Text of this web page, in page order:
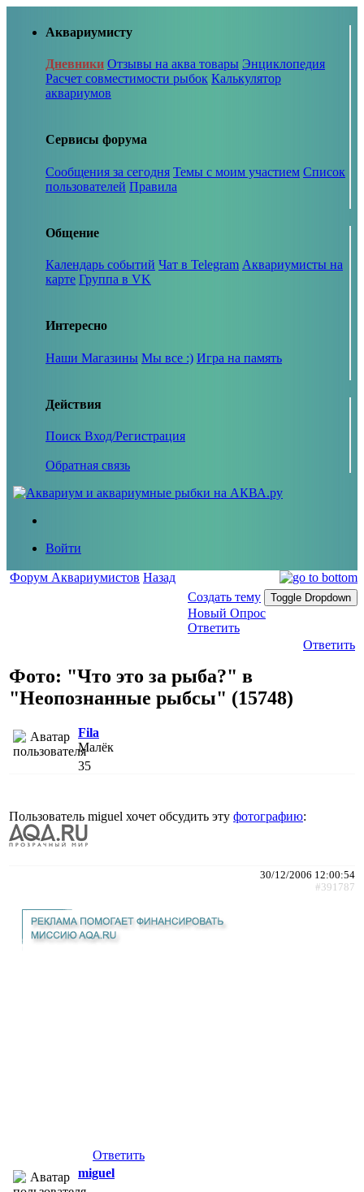
Аквариумисту
Дневники Отзывы на аква товары Энциклопедия
Расчет совместимости рыбок Калькулятор
аквариумов
Сервисы форума
Сообщения за сегодня Темы с моим участием Список
пользователей Правила
Общение
Календарь событий Чат в Telegram Аквариумисты на
карте Группа в VK
Интересно
Наши Магазины Мы все :) Игра на память
Действия
Поиск Вход/Регистрация
Обратная связь
Войти
Форум Аквариумистов Назад
Создать тему
Toggle Dropdown
Новый Опрос
Ответить
Ответить
Фото: "Что это за рыба?" в
"Неопознанные рыбсы" (15748)
Fila
Малёк
35
Пользователь miguel хочет обсудить эту фотографию:
30/12/2006 12:00:54
#391787
Ответить
miguel